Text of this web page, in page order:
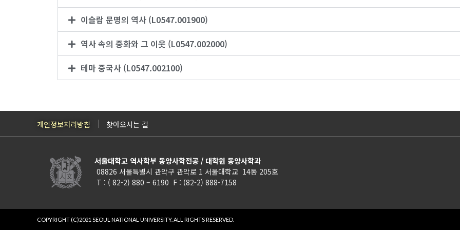
이슬람 문명의 역사 (L0547.001900)
역사 속의 중화와 그 이웃 (L0547.002000)
테마 중국사 (L0547.002100)
개인정보처리방침 찾아오시는 길
서울대학교 역사학부 동양사학전공 / 대학원 동양사학과
08826 서울특별시 관악구 관악로 1 서울대학교 14동 205호
T : ( 82-2) 880 – 6190 F : (82-2) 888-7158
COPYRIGHT (C)2021 SEOUL NATIONAL UNIVERSITY. ALL RIGHTS RESERVED.